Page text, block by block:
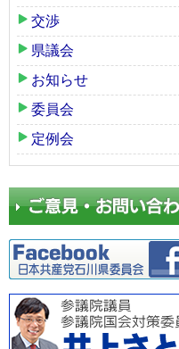
交渉
県議会
お知らせ
委員会
定例会